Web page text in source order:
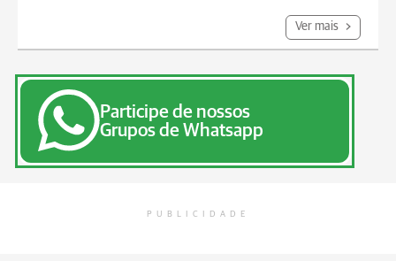
Ver mais
Participe de nossos
Grupos de Whatsapp
PUBLICIDADE